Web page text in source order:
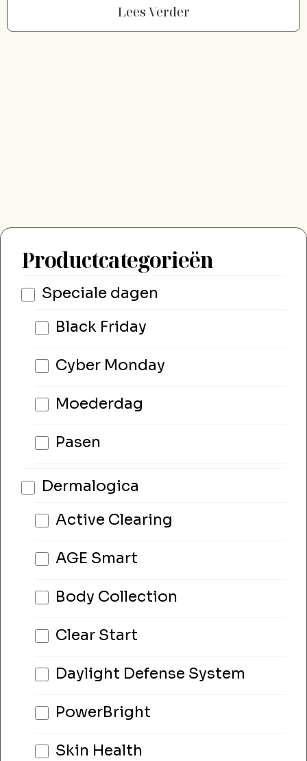
Lees Verder
Productcategorieën
Speciale dagen
Black Friday
Cyber Monday
Moederdag
Pasen
Dermalogica
Active Clearing
AGE Smart
Body Collection
Clear Start
Daylight Defense System
PowerBright
Skin Health